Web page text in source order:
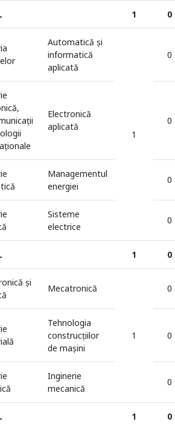
1 0
Automatică şi
informatică
aplicată
1
0
Electronică
aplicată
0
Managementul
energiei
0
Sisteme
electrice
0
1 0
și
Mecatronică
1
0
Tehnologia
construcţiilor
de maşini
0
Inginerie
mecanică
0
1 0